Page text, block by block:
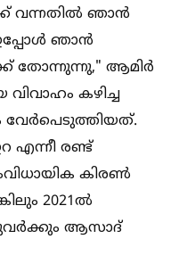
വന്നതില്‍ ഞാൻ
ഞാൻ
തോന്നുന്നു," ആമിർ
കഴിച്ച
രണ്ട്
കിരണ്‍
2021ല്‍
ആസാദ്